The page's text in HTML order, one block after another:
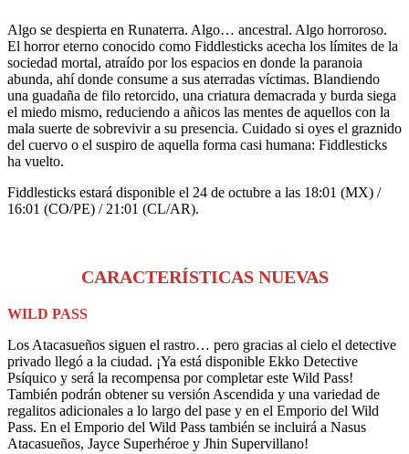
Algo se despierta en Runaterra. Algo… ancestral. Algo horroroso.
El horror eterno conocido como Fiddlesticks acecha los límites de la
sociedad mortal, atraído por los espacios en donde la paranoia
abunda, ahí donde consume a sus aterradas víctimas. Blandiendo
una guadaña de filo retorcido, una criatura demacrada y burda siega
el miedo mismo, reduciendo a añicos las mentes de aquellos con la
mala suerte de sobrevivir a su presencia. Cuidado si oyes el graznido
del cuervo o el suspiro de aquella forma casi humana: Fiddlesticks
ha vuelto.
Fiddlesticks estará disponible el 24 de octubre a las 18:01 (MX) /
16:01 (CO/PE) / 21:01 (CL/AR).
CARACTERÍSTICAS NUEVAS
WILD PASS
Los Atacasueños siguen el rastro… pero gracias al cielo el detective
privado llegó a la ciudad. ¡Ya está disponible Ekko Detective
Psíquico y será la recompensa por completar este Wild Pass!
También podrán obtener su versión Ascendida y una variedad de
regalitos adicionales a lo largo del pase y en el Emporio del Wild
Pass. En el Emporio del Wild Pass también se incluirá a Nasus
Atacasueños, Jayce Superhéroe y Jhin Supervillano!